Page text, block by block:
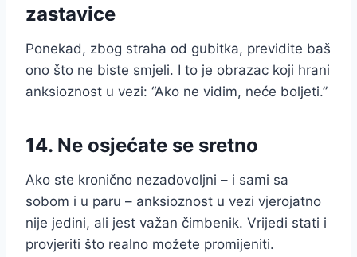
zastavice
Ponekad, zbog straha od gubitka, previdite baš
ono što ne biste smjeli. I to je obrazac koji hrani
anksioznost u vezi: “Ako ne vidim, neće boljeti.”
14. Ne osjećate se sretno
Ako ste kronično nezadovoljni – i sami sa
sobom i u paru – anksioznost u vezi vjerojatno
nije jedini, ali jest važan čimbenik. Vrijedi stati i
provjeriti što realno možete promijeniti.